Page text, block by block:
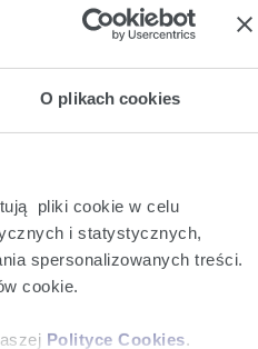
O plikach cookies
pliki cookie w celu
i statystycznych,
spersonalizowanych treści.
cookie.
Polityce Cookies.
sprawie wypłaty
obrad Zwyczajnego
czerwca 2025 roku
Walnego